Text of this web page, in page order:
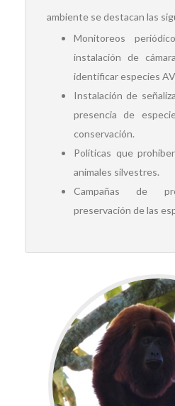
ambiente se destacan las
Monitoreos
instalación de
identificar especies
Instalación de
presencia de
conservación.
Políticas que
animales silvestres.
Campañas de
preservación de las